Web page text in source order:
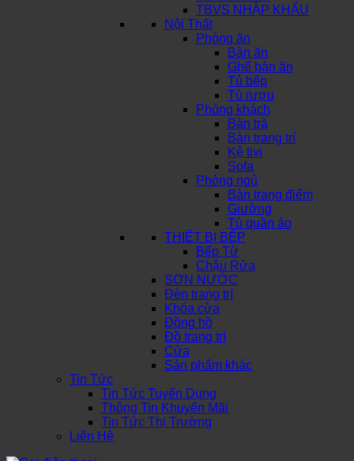
TBVS NHẬP KHẨU
Nội Thất
Phòng ăn
Bàn ăn
Ghế bàn ăn
Tủ bếp
Tủ rượu
Phòng khách
Bàn trà
Bàn trang trí
Kệ tivi
Sofa
Phòng ngủ
Bàn trang điểm
Giường
Tủ quần áo
THIẾT BỊ BẾP
Bếp Từ
Chậu Rửa
SƠN NƯỚC
Đèn trang trí
Khóa cửa
Đồng hồ
Đồ trang trí
Cửa
Sản phẩm khác
Tin Tức
Tin Tức Tuyển Dụng
Thông Tin Khuyến Mãi
Tin Tức Thị Trường
Liên Hệ